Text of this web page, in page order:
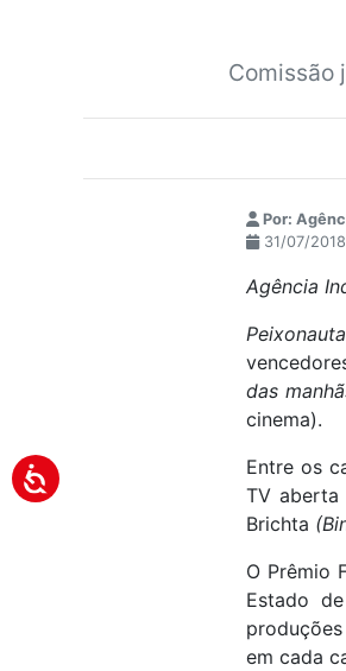
Comissão
Por:
31/07/
Agência
Peixonauta
das
cinema).
Entre os
TV
Brichta
O Prêmio
Estado
em cada